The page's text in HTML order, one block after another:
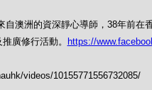
自澳洲的資深靜心導師，38年前在
廣修行活動。
https://
videos/10155771556732085/